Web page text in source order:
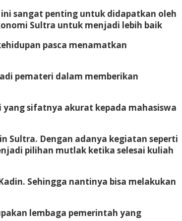
sangat penting untuk didapatkan oleh
Sultra untuk menjadi lebih baik
pasca menamatkan
pemateri dalam memberikan
yang sifatnya akurat kepada mahasiswa
Sultra. Dengan adanya kegiatan seperti
pilihan mutlak ketika selesai kuliah
Sehingga nantinya bisa melakukan
lembaga pemerintah yang